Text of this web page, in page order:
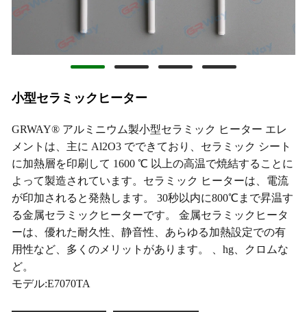
小型セラミックヒーター
GRWAY® アルミニウム製小型セラミック ヒーター エレ
メントは、主に Al2O3 でできており、セラミック シート
に加熱層を印刷して 1600 ℃ 以上の高温で焼結することに
よって製造されています。セラミック ヒーターは、電流
が印加されると発熱します。 30秒以内に800℃まで昇温す
る金属セラミックヒーターです。 金属セラミックヒータ
ーは、優れた耐久性、静音性、あらゆる加熱設定での有
用性など、多くのメリットがあります。 、hg、クロムな
ど。
モデル:E7070TA